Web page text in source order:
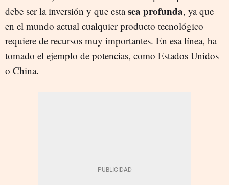
debe ser la inversión y que estasea profunda, ya que
en el mundo actual cualquier producto tecnológico
requiere de recursos muy importantes. En esa línea, ha
tomado el ejemplo de potencias, como Estados Unidos
o China.